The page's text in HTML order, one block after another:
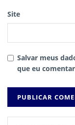
Site
Salvar meus
que eu